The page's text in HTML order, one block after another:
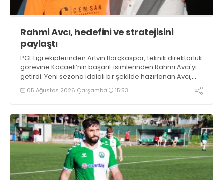
Rahmi Avcı, hedefini ve stratejisini
paylaştı
PGL Ligi ekiplerinden Artvin Borçkaspor, teknik direktörlük
görevine Kocaeli’nin başarılı isimlerinden Rahmi Avcı'yı
getirdi. Yeni sezona iddialı bir şekilde hazırlanan Avcı,
duygularını aktardı.
05 Ağustos 2026 Çarşamba 15:53